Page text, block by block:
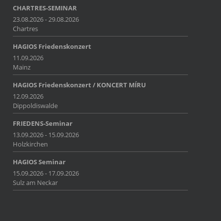
CHARTRES-SEMINAR
23.08.2026 - 29.08.2026
Chartres
HAGIOS Friedenskonzert
11.09.2026
Mainz
HAGIOS Friedenskonzert / KONCERT MÍRU
12.09.2026
Dippoldiswalde
FRIEDENS-Seminar
13.09.2026 - 15.09.2026
Holzkirchen
HAGIOS Seminar
15.09.2026 - 17.09.2026
Sulz am Neckar